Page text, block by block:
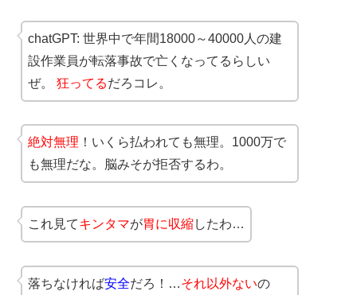
chatGPT: 世界中で年間18000～40000人の建
設作業員が転落事故で亡くなってるらしい
ぜ。 狂ってるだろコレ。
絶対無理 ！いくら払われても無理。1000万で
も無理だな。脳みそが拒否するわ。
これ見てキンタマが胃に収縮したわ…
落ちなければ安全だろ！…それ以外ないの